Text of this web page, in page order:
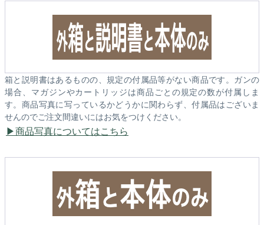
箱と説明書はあるものの、規定の付属品等がない商品です。ガンの
場合、マガジンやカートリッジは商品ごとの規定の数が付属しま
す。商品写真に写っているかどうかに関わらず、付属品はございま
せんのでご注文間違いにはお気をつけください。
商品写真についてはこちら